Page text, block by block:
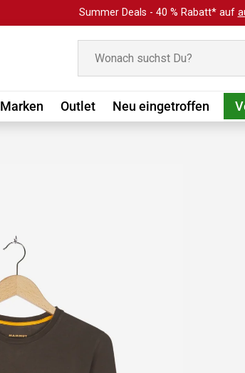
Summer Deals - 40 % Rabatt* auf
Marken Outlet Neu eingetroffen